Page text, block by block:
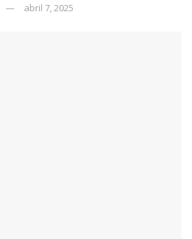
abril 7, 2025